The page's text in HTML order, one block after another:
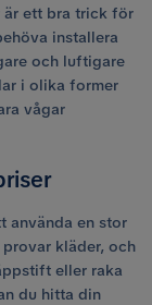
är ett bra trick för
installera
och luftigare
i olika former
vågar
använda en stor
kläder, och
eller raka
du hitta din